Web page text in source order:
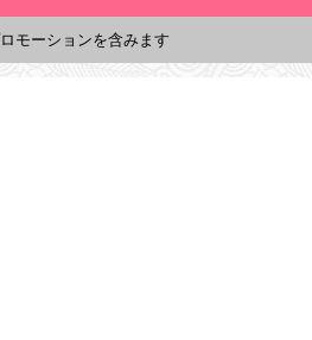
モーションを含みます